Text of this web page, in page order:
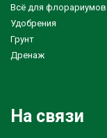
Всё для флорариумов
Удобрения
Грунт
Дренаж
На связи